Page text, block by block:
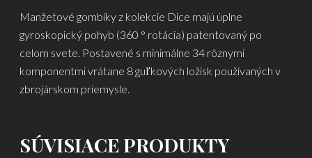
Manžetové gombíky z kolekcie Dice majú úplne
gyroskopický pohyb (360 ° rotácia) patentovaný po
celom svete. Postavené s minimálne 34 rôznymi
komponentmi vrátane 8 guľkových ložísk používaných v
zbrojárskom priemysle.
SÚVISIACE PRODUKTY